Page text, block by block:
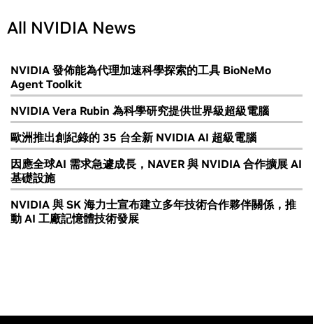
All NVIDIA News
NVIDIA 發佈能為代理加速科學探索的工具 BioNeMo
Agent Toolkit
NVIDIA Vera Rubin 為科學研究提供世界級超級電腦
歐洲推出創紀錄的 35 台全新 NVIDIA AI 超級電腦
因應全球AI 需求急遽成長，NAVER 與 NVIDIA 合作擴展 AI
基礎設施
NVIDIA 與 SK 海力士宣布建立多年技術合作夥伴關係，推
動 AI 工廠記憶體技術發展